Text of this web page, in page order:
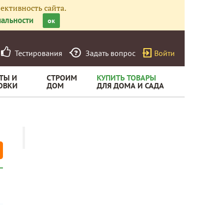
сайта.
ок
Тестирования Задать вопрос Войти
И
СТРОИМ
ДОМ
КУПИТЬ ТОВАРЫ
ДЛЯ ДОМА И САДА